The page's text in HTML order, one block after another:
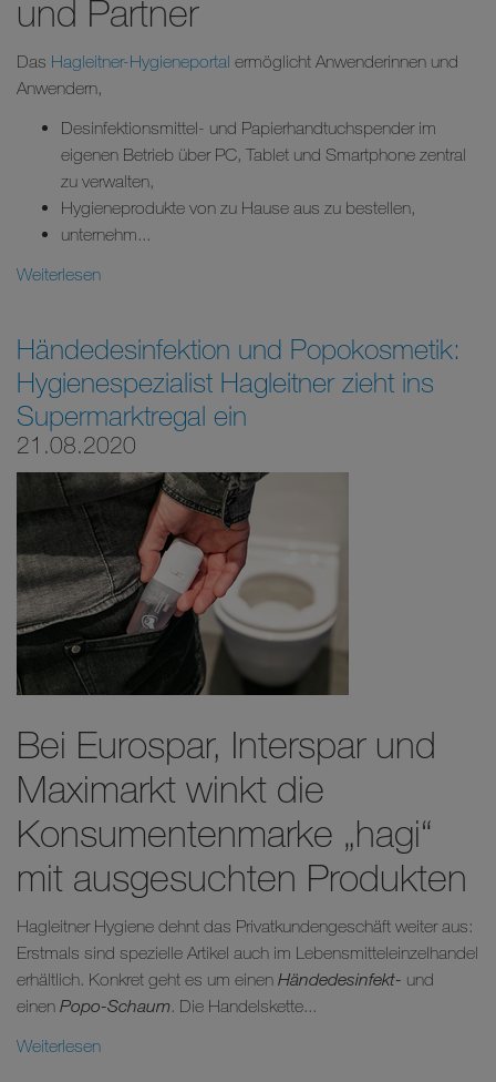
und Partner
Das Hagleitner-Hygieneportal ermöglicht Anwenderinnen und
Anwendern,
Desinfektionsmittel- und Papierhandtuchspender im
eigenen Betrieb über PC, Tablet und Smartphone zentral
zu verwalten,
Hygieneprodukte von zu Hause aus zu bestellen,
unternehm...
Weiterlesen
Händedesinfektion und Popokosmetik:
Hygienespezialist Hagleitner zieht ins
Supermarktregal ein
21.08.2020
Bei Eurospar, Interspar und
Maximarkt winkt die
Konsumentenmarke „hagi“
mit ausgesuchten Produkten
Hagleitner Hygiene dehnt das Privatkundengeschäft weiter aus:
Erstmals sind spezielle Artikel auch im Lebensmitteleinzelhandel
erhältlich. Konkret geht es um einen Händedesinfekt- und
einen Popo-Schaum. Die Handelskette...
Weiterlesen